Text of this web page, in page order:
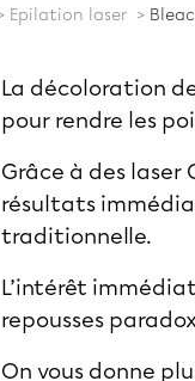
Epilation laser
La décoloration
pour rendre les
Grâce à des laser
résultats
traditionnelle.
L’intérêt
repousses
On vous donne